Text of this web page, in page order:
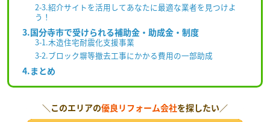
2-3.紹介サイトを活用してあなたに最適な業者を見つけよ
う！
3.国分寺市で受けられる補助金・助成金・制度
3-1.木造住宅耐震化支援事業
3-2.ブロック塀等撤去工事にかかる費用の一部助成
4.まとめ
＼このエリアの優良リフォーム会社を探したい／